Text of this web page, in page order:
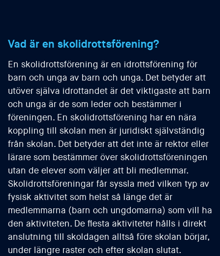
Vad är en skolidrottsförening?
En skolidrottsförening är en idrottsförening för
barn och unga av barn och unga. Det betyder att
utöver själva idrottandet är det viktigaste att barn
och unga är de som leder och bestämmer i
föreningen. En skolidrottsförening har en nära
koppling till skolan men är juridiskt självständig
från skolan. Det betyder att det inte är rektor eller
lärare som bestämmer över skolidrottsföreningen
utan de elever som väljer att bli medlemmar.
Skolidrottsföreningar får syssla med vilken typ av
fysisk aktivitet som helst så länge det är
medlemmarna (barn och ungdomarna) som vill ha
den aktiviteten. De flesta aktiviteter hålls i direkt
anslutning till skoldagen alltså före skolan börjar,
under längre raster och efter skolan slutat.